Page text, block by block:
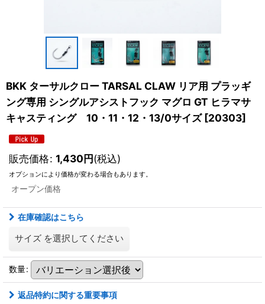
BKK ターサルクロー TARSAL CLAW リア用 プラッギ
ング専用 シングルアシストフック マグロ GT ヒラマサ
キャスティング 10・11・12・13/0サイズ [20303]
販売価格: 1,430円(税込)
オプションにより価格が変わる場合もあります。
オープン価格
在庫確認はこちら
サイズ を選択してください
数量:
返品特約に関する重要事項